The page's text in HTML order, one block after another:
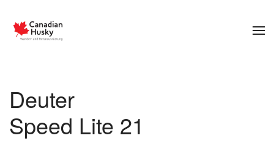
Zum Hauptinhalt springen
Deuter
Speed Lite 21